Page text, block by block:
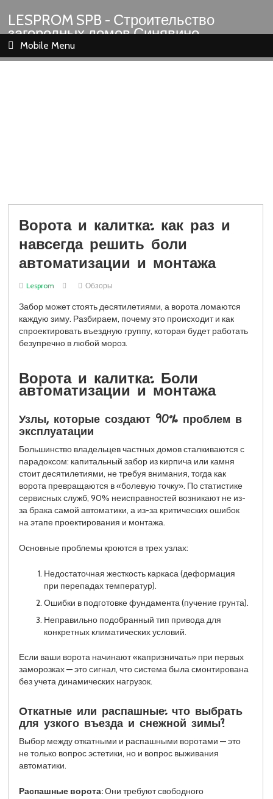
LESPROM SPB - Строительство
загородных домов Синявино
Шлиссельбург Кировск Назия
Mobile Menu
Ворота и калитка: как раз и
навсегда решить боли
автоматизации и монтажа
Lesprom Обзоры
Забор может стоять десятилетиями, а ворота ломаются
каждую зиму. Разбираем, почему это происходит и как
спроектировать въездную группу, которая будет работать
безупречно в любой мороз.
Ворота и калитка: Боли
автоматизации и монтажа
Узлы, которые создают 90% проблем в
эксплуатации
Большинство владельцев частных домов сталкиваются с
парадоксом: капитальный забор из кирпича или камня
стоит десятилетиями, не требуя внимания, тогда как
ворота превращаются в «болевую точку». По статистике
сервисных служб, 90% неисправностей возникают не из-
за брака самой автоматики, а из-за критических ошибок
на этапе проектирования и монтажа.
Основные проблемы кроются в трех узлах:
Недостаточная жесткость каркаса (деформация
при перепадах температур).
Ошибки в подготовке фундамента (пучение грунта).
Неправильно подобранный тип привода для
конкретных климатических условий.
Если ваши ворота начинают «капризничать» при первых
заморозках — это сигнал, что система была смонтирована
без учета динамических нагрузок.
Откатные или распашные: что выбрать
для узкого въезда и снежной зимы?
Выбор между откатными и распашными воротами — это
не только вопрос эстетики, но и вопрос выживания
автоматики.
Распашные ворота:Они требуют свободного